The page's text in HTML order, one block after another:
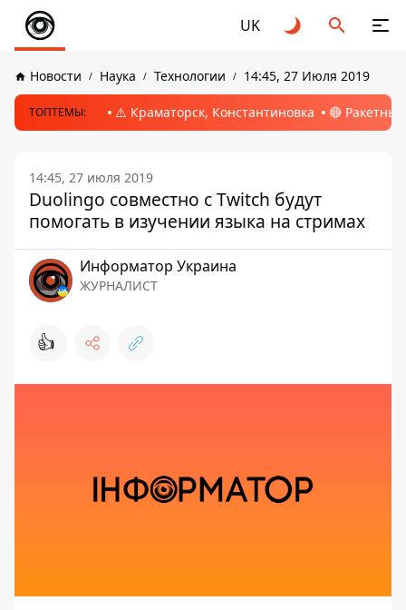
UK
Новости Наука Технологии 14:45, 27 Июля 2019
ТОПТЕМЫ: ⚠️ Краматорск, Константиновка 🔴
14:45, 27 июля 2019
Duolingo совместно с Twitch будут
помогать в изучении языка на стримах
Информатор Украина
ЖУРНАЛИСТ
👍